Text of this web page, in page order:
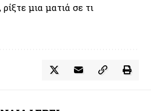
μια ματιά σε τι